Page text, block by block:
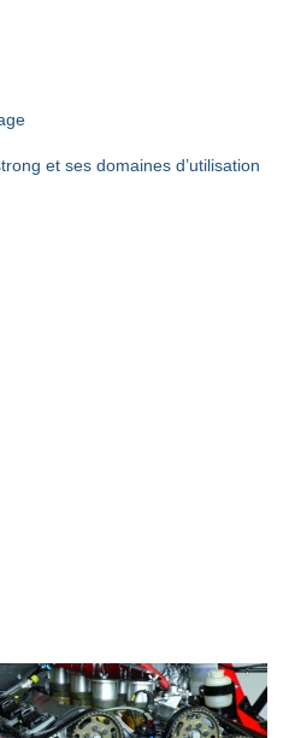
et ses domaines d’utilisation